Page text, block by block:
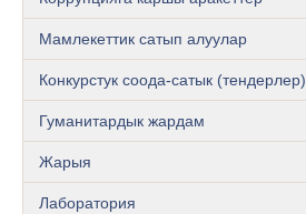
Мамлекеттик сатып алуулар
Конкурстук соода-сатык (тендерлер)
Гуманитардык жардам
Жарыя
Лаборатория